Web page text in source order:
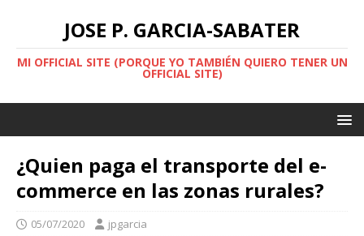
JOSE P. GARCIA-SABATER
MI OFFICIAL SITE (PORQUE YO TAMBIÉN QUIERO TENER UN
OFFICIAL SITE)
¿Quien paga el transporte del e-
commerce en las zonas rurales?
05/07/2020 jpgarcia